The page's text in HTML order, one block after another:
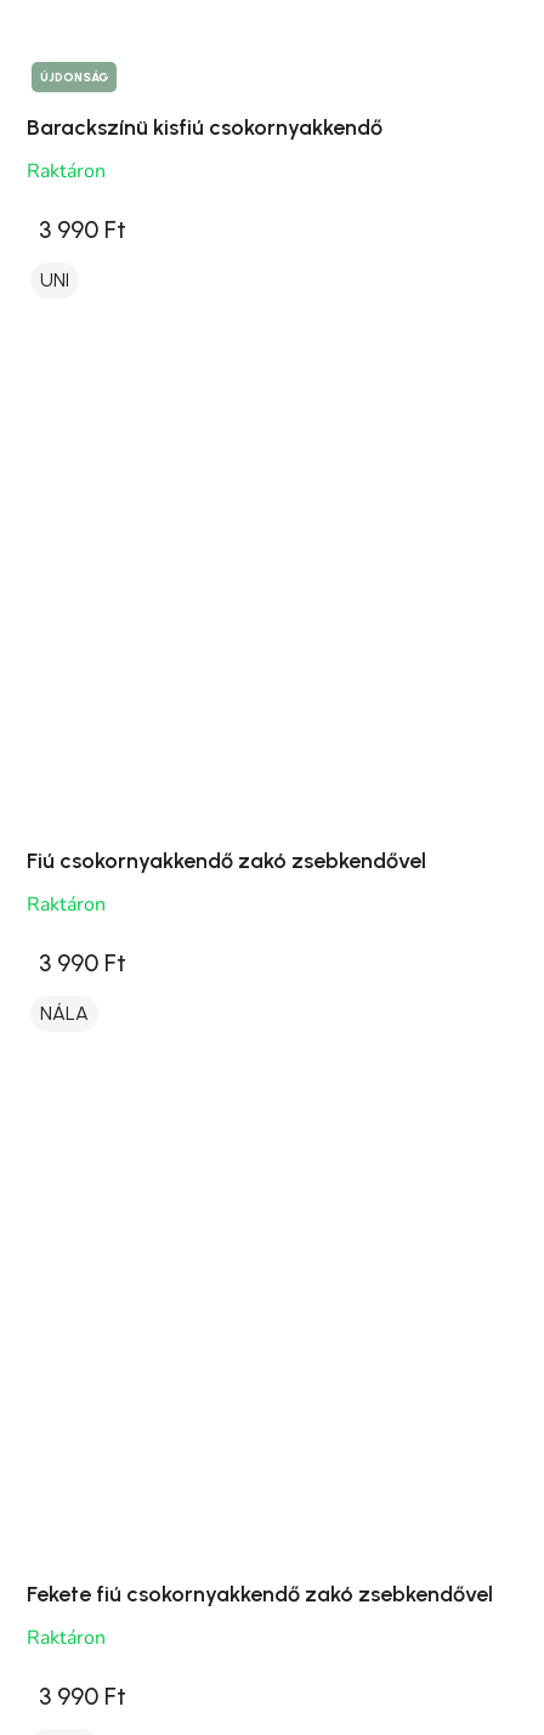
ÚJDONSÁG
Barackszínü kisfiú csokornyakkendő
Raktáron
3 990 Ft
UNI
Fiú csokornyakkendő zakó zsebkendővel
Raktáron
3 990 Ft
NÁLA
Fekete fiú csokornyakkendő zakó zsebkendővel
Raktáron
3 990 Ft